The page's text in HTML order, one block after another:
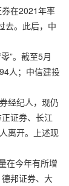
在2021年率
去。此后，中
”。截至5月
人；中信建投
经纪人，现仍
证券、长江
离开。上述现
在今年有所增
邦证券、大